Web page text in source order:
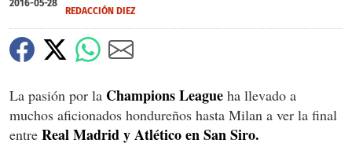
2016-05-28
REDACCIÓN DIEZ
La pasión por la ChampionsLeague ha llevado a
muchos aficionados hondureños hasta Milan a ver la final
entre Real Madrid y Atlético en San Siro.